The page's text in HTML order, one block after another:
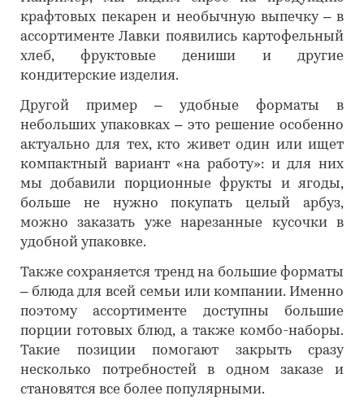
крафтовых пекарен и необычную выпечку – в
ассортименте Лавки появились картофельный
хлеб, фруктовые дениши и другие
кондитерские изделия.
Другой пример – удобные форматы в
небольших упаковках – это решение особенно
актуально для тех, кто живет один или ищет
компактный вариант «на работу»: и для них
мы добавили порционные фрукты и ягоды,
больше не нужно покупать целый арбуз,
можно заказать уже нарезанные кусочки в
удобной упаковке.
Также сохраняется тренд на большие форматы
– блюда для всей семьи или компании. Именно
поэтому ассортименте доступны большие
порции готовых блюд, а также комбо-наборы.
Такие позиции помогают закрыть сразу
несколько потребностей в одном заказе и
становятся все более популярными.